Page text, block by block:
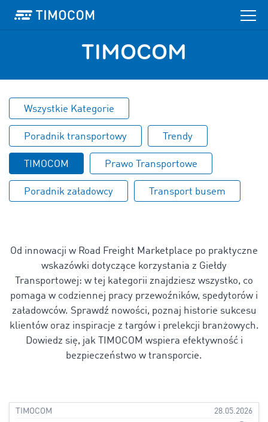
TIMOCOM
Wszystkie Kategorie
Poradnik transportowy Trendy
TIMOCOM Prawo Transportowe
Poradnik załadowcy Transport busem
Od innowacji w Road Freight Marketplace po praktyczne
wskazówki dotyczące korzystania z Giełdy
Transportowej: w tej kategorii znajdziesz wszystko, co
pomaga w codziennej pracy przewoźników, spedytorów i
załadowców. Sprawdź nowości, poznaj historie sukcesu
klientów oraz inspiracje z targów i prelekcji branżowych.
Dowiedz się, jak TIMOCOM wspiera efektywność i
bezpieczeństwo w transporcie.
TIMOCOM
28.05.2026